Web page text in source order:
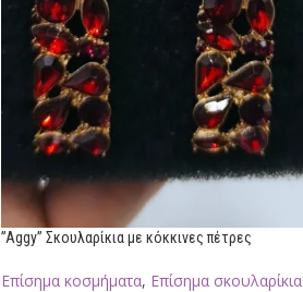
”Aggy” Σκουλαρίκια με κόκκινες πέτρες
Επίσημα κοσμήματα, Επίσημα σκουλαρίκια